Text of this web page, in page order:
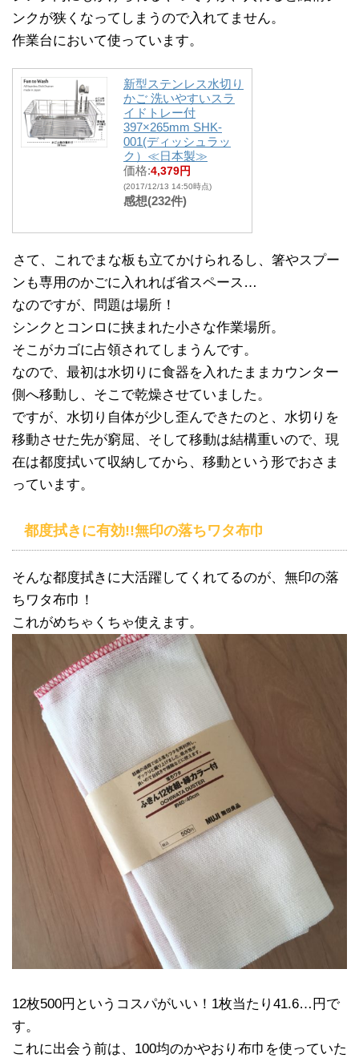
ンクが狭くなってしまうので入れてません。
作業台において使っています。
新型ステンレス水切り
かご 洗いやすいスラ
イドトレー付
397×265mm SHK-
001(ディッシュラッ
ク）≪日本製≫
価格:4,379円
(2017/12/13 14:50時点)
感想(232件)
さて、これでまな板も立てかけられるし、箸やスプー
ンも専用のかごに入れれば省スペース…
なのですが、問題は場所！
シンクとコンロに挟まれた小さな作業場所。
そこがカゴに占領されてしまうんです。
なので、最初は水切りに食器を入れたままカウンター
側へ移動し、そこで乾燥させていました。
ですが、水切り自体が少し歪んできたのと、水切りを
移動させた先が窮屈、そして移動は結構重いので、現
在は都度拭いて収納してから、移動という形でおさま
っています。
都度拭きに有効!!無印の落ちワタ布巾
そんな都度拭きに大活躍してくれてるのが、無印の落
ちワタ布巾！
これがめちゃくちゃ使えます。
12枚500円というコスパがいい！1枚当たり41.6…円で
す。
これに出会う前は、100均のかやおり布巾を使っていた